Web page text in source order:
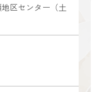
地区センター（土